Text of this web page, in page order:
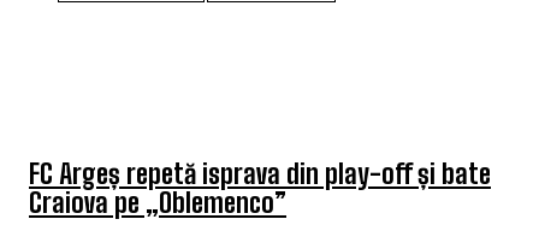
FC Argeș repetă isprava din play-off și bate
Craiova pe „Oblemenco”